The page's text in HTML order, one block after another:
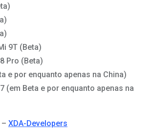
9T (Beta)
Pro (Beta)
e por enquanto apenas na China)
(em Beta e por enquanto apenas na
– XDA-Developers